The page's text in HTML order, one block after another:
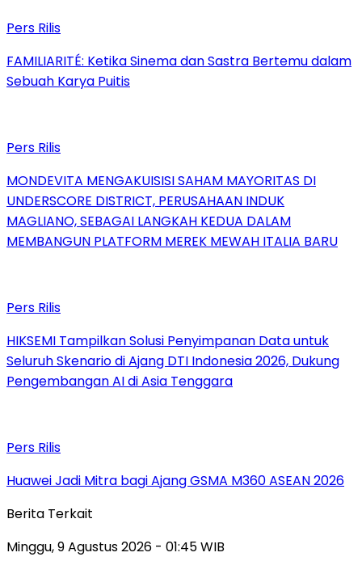
Pers Rilis
FAMILIARITÉ: Ketika Sinema dan Sastra Bertemu dalam
Sebuah Karya Puitis
Pers Rilis
MONDEVITA MENGAKUISISI SAHAM MAYORITAS DI
UNDERSCORE DISTRICT, PERUSAHAAN INDUK
MAGLIANO, SEBAGAI LANGKAH KEDUA DALAM
MEMBANGUN PLATFORM MEREK MEWAH ITALIA BARU
Pers Rilis
HIKSEMI Tampilkan Solusi Penyimpanan Data untuk
Seluruh Skenario di Ajang DTI Indonesia 2026, Dukung
Pengembangan AI di Asia Tenggara
Pers Rilis
Huawei Jadi Mitra bagi Ajang GSMA M360 ASEAN 2026
Berita Terkait
Minggu, 9 Agustus 2026 - 01:45 WIB